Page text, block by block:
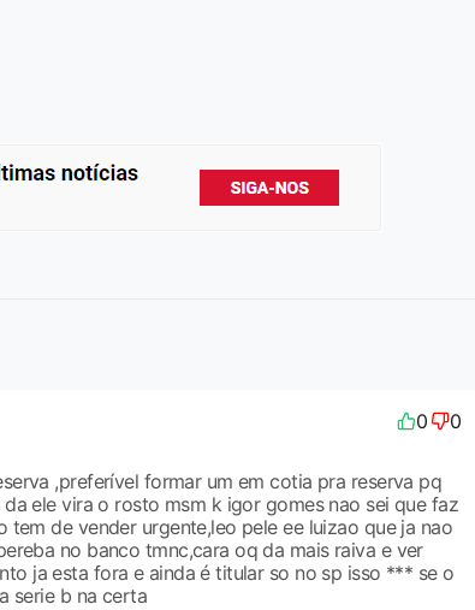
0 0
,preferível formar um em cotia pra reserva pq
ele vira o rosto msm k igor gomes nao sei que faz
tem de vender urgente,leo pele ee luizao que ja nao
no banco tmnc,cara oq da mais raiva e ver
ja esta fora e ainda é titular so no sp isso *** se o
serie b na certa